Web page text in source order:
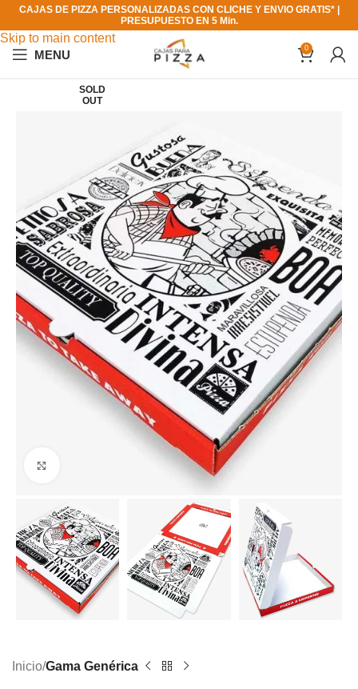
Skip to main content
CAJAS DE PIZZA PERSONALIZADAS CON CLICHE Y ENVIO GRATIS* |
PRESUPUESTO EN 5 Min.
MENU 0
SOLD
OUT
Inicio Gama Genérica